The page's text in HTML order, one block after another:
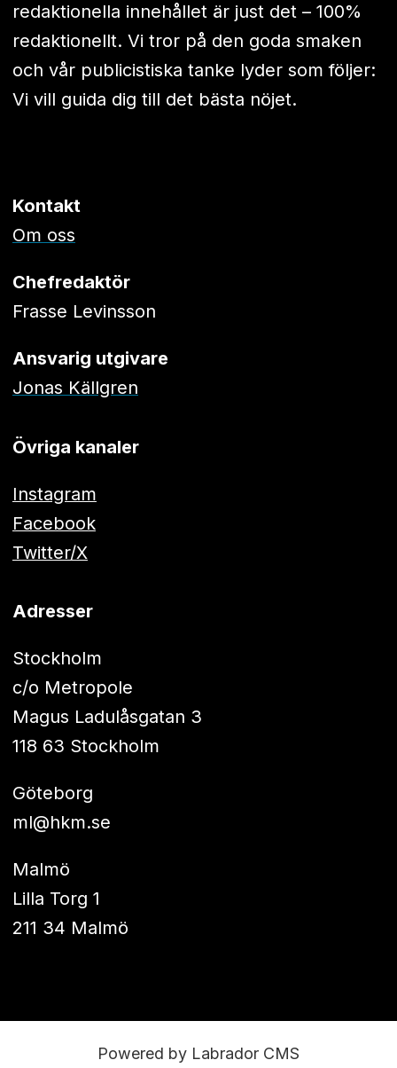
redaktionella innehållet är just det – 100%
redaktionellt. Vi tror på den goda smaken
och vår publicistiska tanke lyder som följer:
Vi vill guida dig till det bästa nöjet.
Kontakt
Om oss
Chefredaktör
Frasse Levinsson
Ansvarig utgivare
Jonas Källgren
Övriga kanaler
Instagram
Facebook
Twitter/X
Adresser
Stockholm
c/o Metropole
Magus Ladulåsgatan 3
118 63 Stockholm
Göteborg
ml@hkm.se
Malmö
Lilla Torg 1
211 34 Malmö
Powered by Labrador CMS